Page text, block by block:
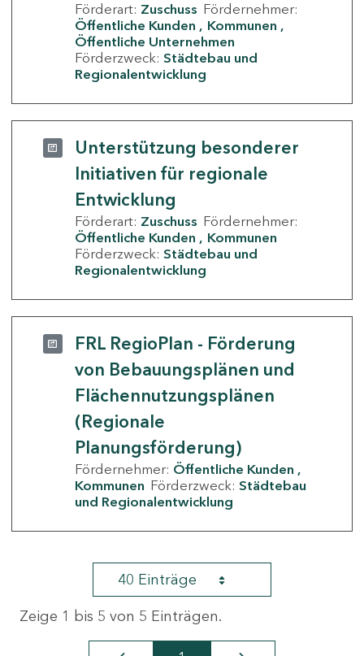
Förderart: Zuschuss Fördernehmer:
Öffentliche Kunden
Kommunen
Öffentliche Unternehmen
Förderzweck: Städtebau und
Regionalentwicklung
Unterstützung besonderer
Initiativen für regionale
Entwicklung
Förderart: Zuschuss Fördernehmer:
Öffentliche Kunden
Kommunen
Förderzweck: Städtebau und
Regionalentwicklung
FRL RegioPlan - Förderung
von Bebauungsplänen und
Flächennutzungsplänen
(Regionale
Planungsförderung)
Fördernehmer: Öffentliche Kunden
Kommunen Förderzweck: Städtebau
und Regionalentwicklung
40 Einträge
Zeige 1 bis 5 von 5 Einträgen.